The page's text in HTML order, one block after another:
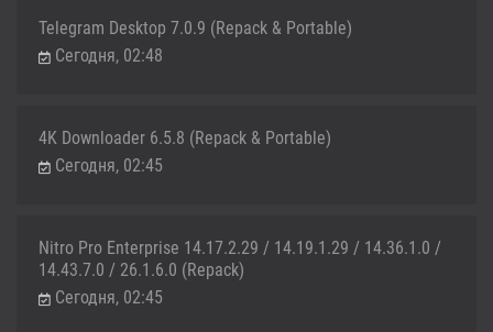
Telegram Desktop 7.0.9 (Repack & Portable)
Сегодня, 02:48
4K Downloader 6.5.8 (Repack & Portable)
Сегодня, 02:45
Nitro Pro Enterprise 14.17.2.29 / 14.19.1.29 / 14.36.1.0 /
14.43.7.0 / 26.1.6.0 (Repack)
Сегодня, 02:45